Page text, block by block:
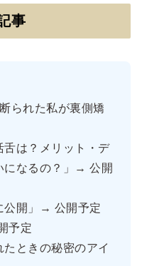
事
られた私が裏側矯
は？メリット・デ
になるの？」→ 公開
公開」→ 公開予定
予定
ときの秘密のアイ